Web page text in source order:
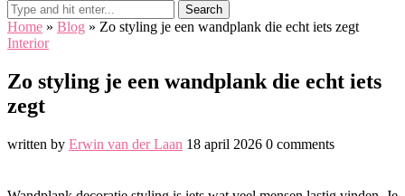
Search
Home » Blog » Zo styling je een wandplank die echt iets zegt
Interior
Zo styling je een wandplank die echt iets
zegt
written by Erwin van der Laan 18 april 2026 0 comments